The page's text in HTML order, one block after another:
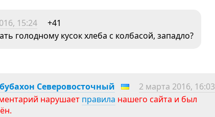
15:24
+41
голодному кусок хлеба с колбасой, западло?
Северовосточный
2 марта 2016, 16:03
нарушает правила нашего сайта и был